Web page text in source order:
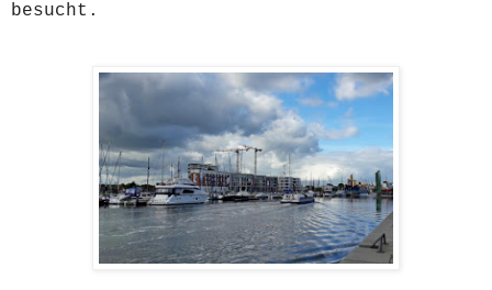
besucht.